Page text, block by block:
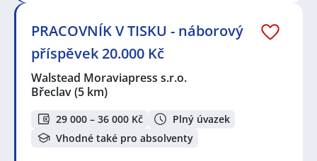
PRACOVNÍK V TISKU - náborový
příspěvek 20.000 Kč
Walstead Moraviapress s.r.o.
Břeclav(5 km)
29 000 – 36 000 Kč
Plný úvazek
Vhodné také pro absolventy